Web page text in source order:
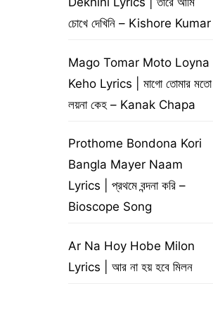
চোখে দেখিনি – Kishore Kumar
Mago Tomar Moto Loyna
Keho Lyrics | মাগো তোমার মতো
লয়না কেহ – Kanak Chapa
Prothome Bondona Kori
Bangla Mayer Naam
Lyrics | প্রথমে বন্দনা করি –
Bioscope Song
Ar Na Hoy Hobe Milon
Lyrics | আর না হয় হবে মিলন